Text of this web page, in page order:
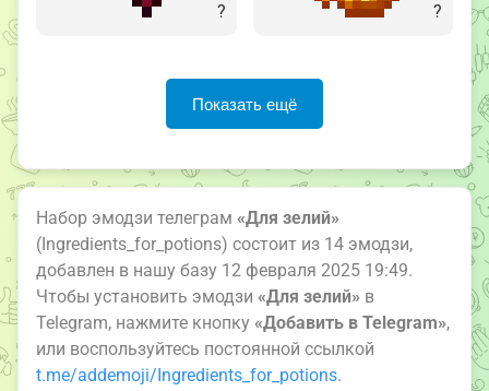
? ?
Показать ещё
Набор эмодзи телеграм «Для зелий»
(Ingredients_for_potions) состоит из 14 эмодзи,
добавлен в нашу базу 12 февраля 2025 19:49.
Чтобы установить эмодзи «Для зелий» в
Telegram, нажмите кнопку «Добавить в Telegram»,
или воспользуйтесь постоянной ссылкой
t.me/addemoji/Ingredients_for_potions.